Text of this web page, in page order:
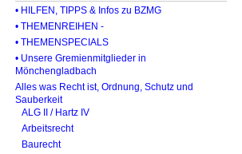
• HILFEN, TIPPS & Infos zu BZMG
• THEMENREIHEN -
• THEMENSPECIALS
• Unsere Gremienmitglieder in
Mönchengladbach
Alles was Recht ist, Ordnung, Schutz und
Sauberkeit
ALG II / Hartz IV
Arbeitsrecht
Baurecht